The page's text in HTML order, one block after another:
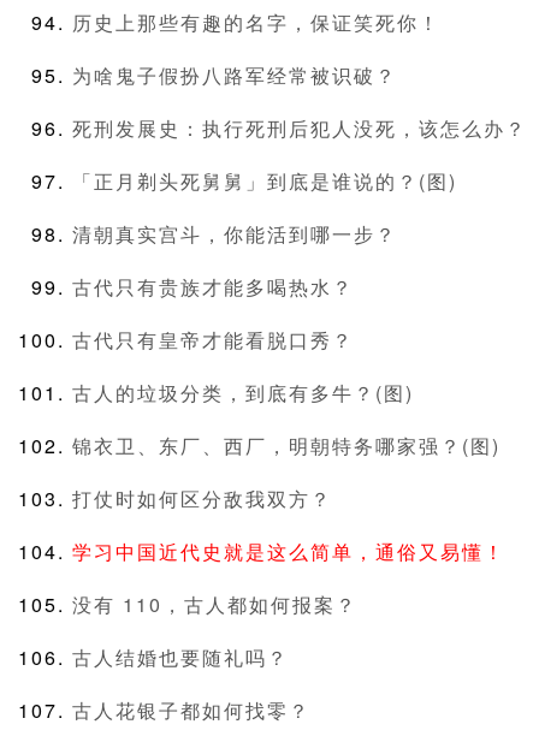
历史上那些有趣的名字，保证笑死你！
为啥鬼子假扮八路军经常被识破？
死刑发展史：执行死刑后犯人没死，该怎么办？
「正月剃头死舅舅」到底是谁说的？(图)
清朝真实宫斗，你能活到哪一步？
古代只有贵族才能多喝热水？
古代只有皇帝才能看脱口秀？
古人的垃圾分类，到底有多牛？(图)
锦衣卫、东厂、西厂，明朝特务哪家强？(图)
打仗时如何区分敌我双方？
学习中国近代史就是这么简单，通俗又易懂！
没有 110，古人都如何报案？
古人结婚也要随礼吗？
古人花银子都如何找零？